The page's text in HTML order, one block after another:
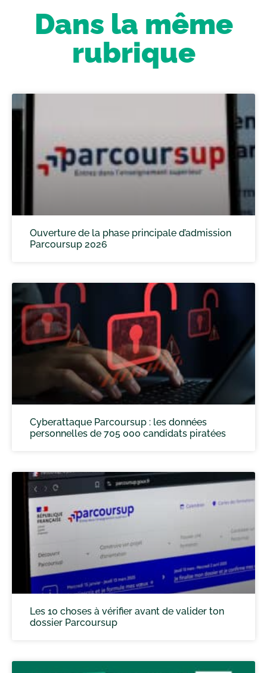
Dans la même
rubrique
Ouverture de la phase principale d’admission
Parcoursup 2026
Cyberattaque Parcoursup : les données
personnelles de 705 000 candidats piratées
Les 10 choses à vérifier avant de valider ton
dossier Parcoursup